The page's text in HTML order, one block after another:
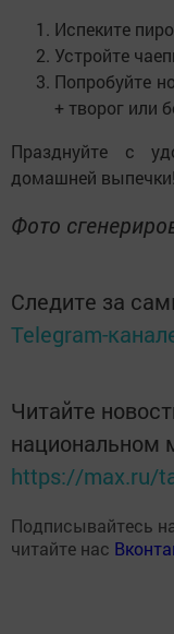
Испеките
Устройте
Попробуйте
+ творог или
Празднуйте с
домашней выпечки!
Фото
Следите за
Telegram-
Читайте
национальном
https://max.ru/
Подписывайтесь
читайте нас